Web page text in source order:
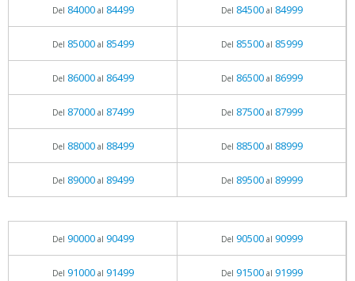
Del 84000al 84499 Del 84500al 84999
Del 85000al 85499 Del 85500al 85999
Del 86000al 86499 Del 86500al 86999
Del 87000al 87499 Del 87500al 87999
Del 88000al 88499 Del 88500al 88999
Del 89000al 89499 Del 89500al 89999
Del 90000al 90499 Del 90500al 90999
Del 91000al 91499 Del 91500al 91999